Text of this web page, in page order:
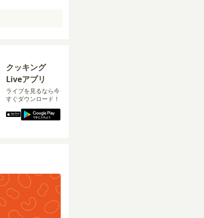
クッキング
Liveアプリ
ライブを見るなら今
すぐダウンロード！